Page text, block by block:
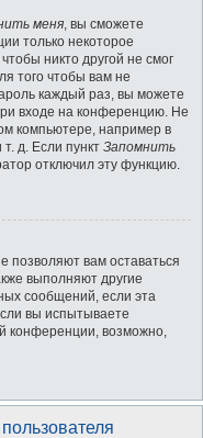
меня, вы сможете
только некоторое
никто другой не смог
того чтобы вам не
каждый раз, вы можете
входе на конференцию. Не
компьютере, например в
д. Если пункт Запомнить
отключил эту функцию.
позволяют вам оставаться
выполняют другие
сообщений, если эта
вы испытываете
конференции, возможно,